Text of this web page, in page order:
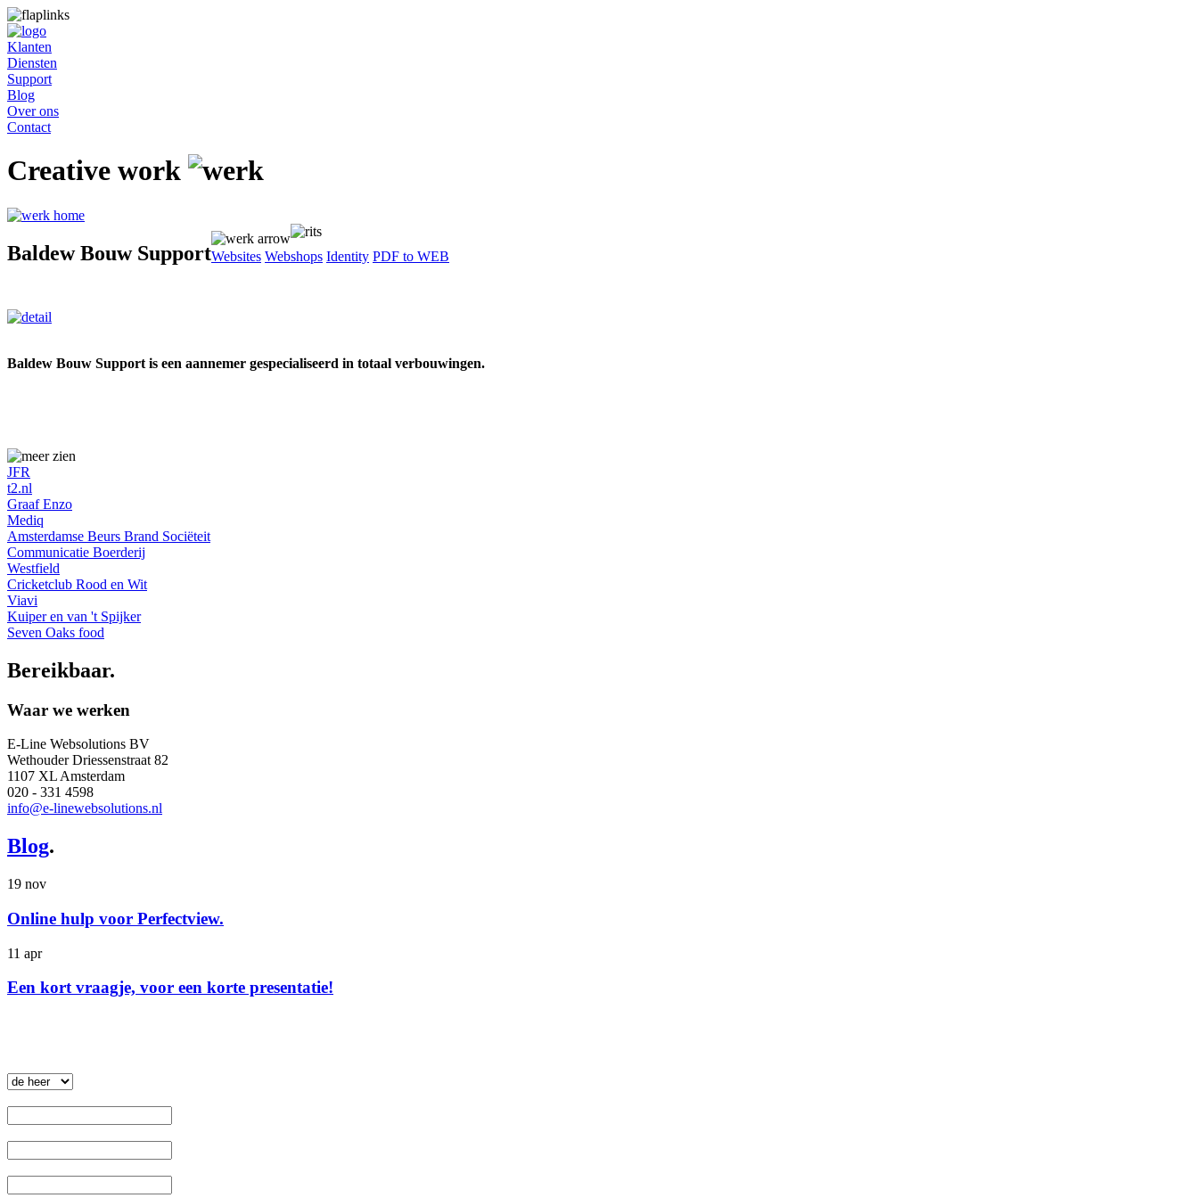
Klanten
Diensten
Support
Blog
Over ons
Contact
Creative work
Baldew Bouw SupportWebsites Webshops Identity PDF to WEB
Baldew Bouw Support is een aannemer gespecialiseerd in totaal verbouwingen.
JFR
t2.nl
Graaf Enzo
Mediq
Amsterdamse Beurs Brand Sociëteit
Communicatie Boerderij
Westfield
Cricketclub Rood en Wit
Viavi
Kuiper en van 't Spijker
Seven Oaks food
Bereikbaar.
Waar we werken
E-Line Websolutions BV
Wethouder Driessenstraat 82
1107 XL Amsterdam
020 - 331 4598
info@e-linewebsolutions.nl
Blog.
19 nov
Online hulp voor Perfectview.
11 apr
Een kort vraagje, voor een korte presentatie!